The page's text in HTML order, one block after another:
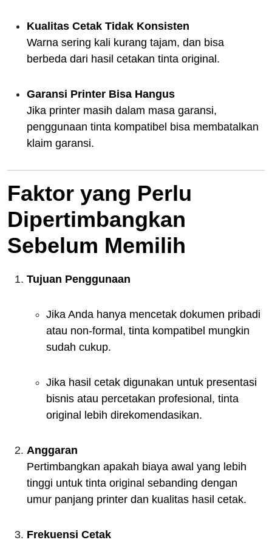
Kualitas Cetak Tidak Konsisten
Warna sering kali kurang tajam, dan bisa
berbeda dari hasil cetakan tinta original.
Garansi Printer Bisa Hangus
Jika printer masih dalam masa garansi,
penggunaan tinta kompatibel bisa membatalkan
klaim garansi.
Faktor yang Perlu
Dipertimbangkan
Sebelum Memilih
Tujuan Penggunaan
Jika Anda hanya mencetak dokumen pribadi
atau non-formal, tinta kompatibel mungkin
sudah cukup.
Jika hasil cetak digunakan untuk presentasi
bisnis atau percetakan profesional, tinta
original lebih direkomendasikan.
Anggaran
Pertimbangkan apakah biaya awal yang lebih
tinggi untuk tinta original sebanding dengan
umur panjang printer dan kualitas hasil cetak.
Frekuensi Cetak